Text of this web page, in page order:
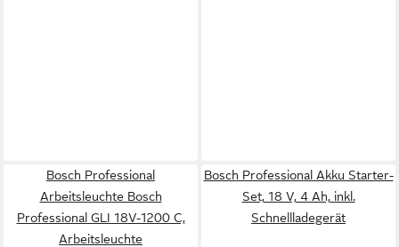
Bosch Professional
Arbeitsleuchte Bosch
Professional GLI 18V-1200 C,
Arbeitsleuchte
Bosch Professional Akku Starter-
Set, 18 V, 4 Ah, inkl.
Schnellladegerät